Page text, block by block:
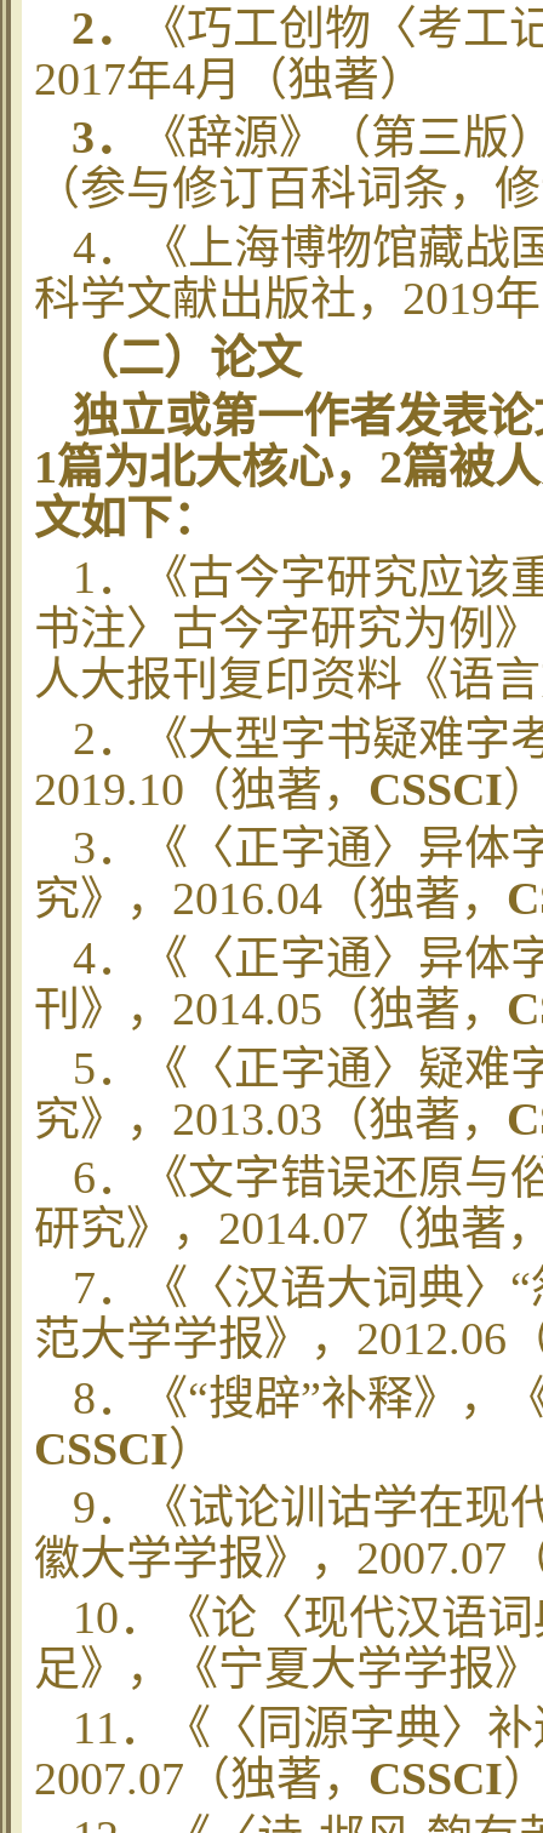
2．
《巧工创物〈考工
2017年4月（独著）
3．
《辞源》（第三版
（参与修订百科词条，
4．《上海博物馆藏战
科学文献出版社， 2019年
（二）论文
独立或第一作者发表
1篇为北大核心， 2篇被
文如下：
1 ．《古今字研究应
书注〉古今字研究为例
人大报刊复印资料《语
2．
《大型字书疑难
2019.10 （独著， CSSCI
3．《 〈正字通〉 异体
究》， 2016.04 （独著，
4．《 〈正字通〉 异体
刊》， 2014.05 （独著，
5．《 〈正字通〉 疑难
究》， 2013.03 （独著，
6．《文字错误还原与
研究》， 2014.07 （独著
7．《 〈汉语大词典〉
范大学学报》， 2012.06
8．《“搜辟”补释》，
CSSCI）
9．《试论训诂学在现
徽大学学报》， 2007.07
10．《论 〈现代汉语
足》，《宁夏大学学报
11 ．《 〈 同源字典〉
2007.07 （独著， CSSCI